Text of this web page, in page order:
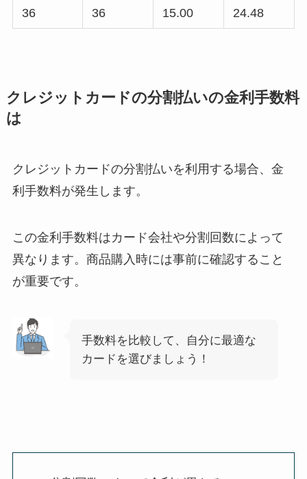
36 36 15.00 24.48
クレジットカードの分割払いの金利手数料
は
クレジットカードの分割払いを利用する場合、金
利手数料が発生します。
この金利手数料はカード会社や分割回数によって
異なります。商品購入時には事前に確認すること
が重要です。
手数料を比較して、自分に最適な
カードを選びましょう！